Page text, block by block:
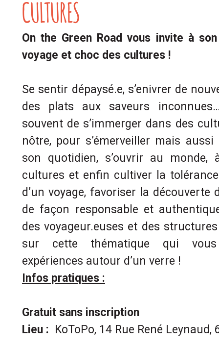
CULTURES
On the Green Road vous invite à
voyage et choc des cultures !
Se sentir dépaysé.e, s’enivrer de
des plats aux saveurs
souvent de s’immerger dans des
nôtre, pour s’émerveiller mais
son quotidien, s’ouvrir au
cultures et enfin cultiver la
d’un voyage, favoriser la découverte
de façon responsable et
des voyageur.euses et des
sur cette thématique qui
expériences autour d’un verre !
Infos pratiques :
Gratuit sans inscription
Lieu :
KoToPo, 14 Rue René Leynaud,